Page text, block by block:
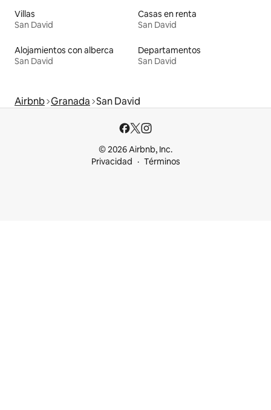
Villas
San David
Casas en renta
San David
Alojamientos con alberca
San David
Departamentos
San David
Airbnb Granada San David
© 2026 Airbnb, Inc.
Privacidad
Términos